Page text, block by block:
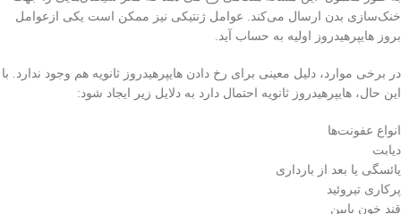
خنک‌سازی بدن ارسال می‌کند. عوامل ژنتیکی نیز ممکن است یکی ازعوامل
بروز هایپرهیدروز اولیه به حساب آید.
در برخی موارد، دلیل معینی برای رخ دادن هایپرهیدروز ثانویه هم وجود ندارد. با
این حال، هایپرهیدروز ثانویه احتمال دارد به دلایل زیر ایجاد شود:
انواع عفونت‌ها
دیابت
یائسگی یا بعد از بارداری
پرکاری تیروئید
قند خون پایین